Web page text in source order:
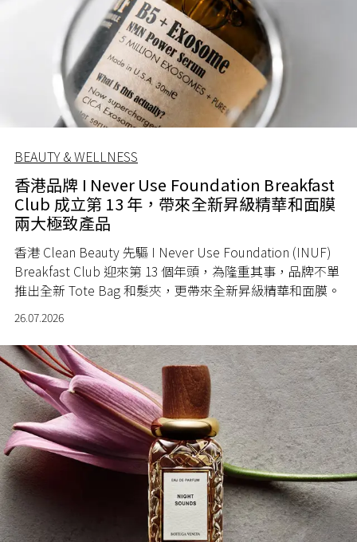
BEAUTY & WELLNESS
香港品牌 I Never Use Foundation Breakfast
Club 成立第 13 年，帶來全新昇級精華和面膜
兩大極致產品
香港 Clean Beauty 先驅 I Never Use Foundation (INUF)
Breakfast Club 迎來第 13 個年頭，為隆重其事，品牌不單
推出全新 Tote Bag 和髮夾，更帶來全新昇級精華和面膜。
26.07.2026